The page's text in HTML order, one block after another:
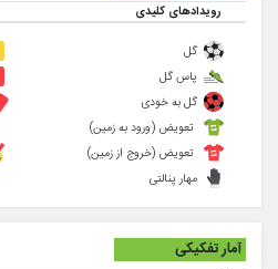
رویدادهای کلیدی
گل
پاس گل
گل به خودی
تعویض (ورود به زمین)
تعویض (خروج از زمین)
مهار پنالتی
آمار تفکیکی